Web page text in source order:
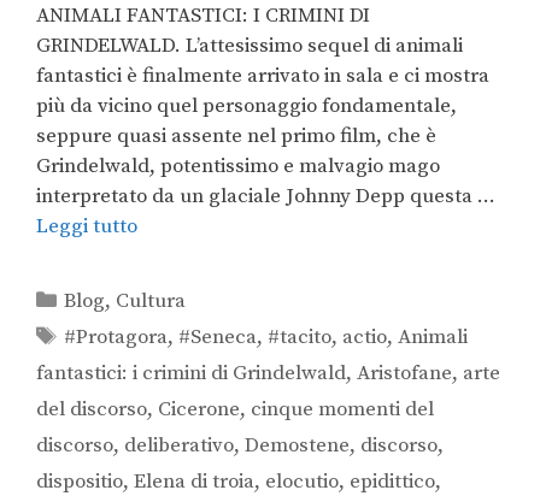
ANIMALI FANTASTICI: I CRIMINI DI
GRINDELWALD. L’attesissimo sequel di animali
fantastici è finalmente arrivato in sala e ci mostra
più da vicino quel personaggio fondamentale,
seppure quasi assente nel primo film, che è
Grindelwald, potentissimo e malvagio mago
interpretato da un glaciale Johnny Depp questa …
Leggi tutto
Blog, Cultura
#Protagora, #Seneca, #tacito, actio,Animali
fantastici: i crimini di Grindelwald, Aristofane, arte
del discorso, Cicerone, cinque momenti del
discorso, deliberativo, Demostene, discorso,
dispositio, Elena di troia, elocutio, epidittico,